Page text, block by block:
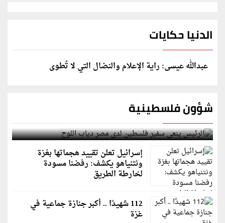
الدنيا حكايات
عبدالله عيسى: راية الإعلام والنضال التي لا تُطوى
شؤون فلسطينية
الرئيس ينعى سفير فلسطين لدى مصر دياب اللوح
إسرائيل تعلن تقييد هجماتها بغزة
ونتنياهو يكشف: رفضنا مسودة
لخارطة الطريق
112 شهيدًا .. أكبر جنازة جماعية في
غزة